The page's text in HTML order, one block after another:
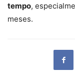
tempo,
meses.